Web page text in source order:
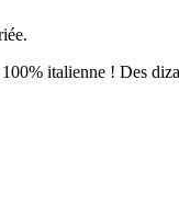
italienne ! Des